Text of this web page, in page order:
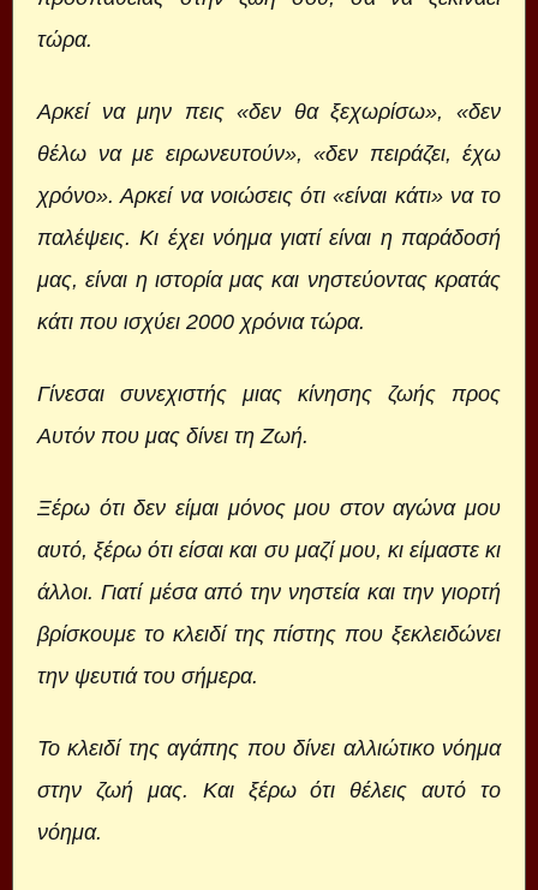
τώρα.
Αρκεί να μην πεις «δεν θα ξεχωρίσω», «δεν
θέλω να με ειρωνευτούν», «δεν πειράζει, έχω
χρόνο». Αρκεί να νοιώσεις ότι «είναι κάτι» να το
παλέψεις. Κι έχει νόημα γιατί είναι η παράδοσή
μας, είναι η ιστορία μας και νηστεύοντας κρατάς
κάτι που ισχύει 2000 χρόνια τώρα.
Γίνεσαι συνεχιστής μιας κίνησης ζωής προς
Αυτόν που μας δίνει τη Ζωή.
Ξέρω ότι δεν είμαι μόνος μου στον αγώνα μου
αυτό, ξέρω ότι είσαι και συ μαζί μου, κι είμαστε κι
άλλοι. Γιατί μέσα από την νηστεία και την γιορτή
βρίσκουμε το κλειδί της πίστης που ξεκλειδώνει
την ψευτιά του σήμερα.
Το κλειδί της αγάπης που δίνει αλλιώτικο νόημα
στην ζωή μας. Και ξέρω ότι θέλεις αυτό το
νόημα.